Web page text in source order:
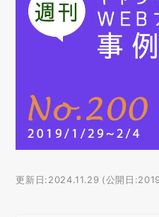
更新日:2024.11.29 (公開日